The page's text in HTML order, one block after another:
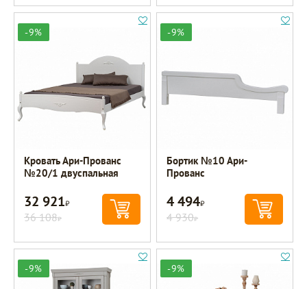
-9%
Кровать Ари-Прованс
№20/1 двуспальная
32 921Р
36 108Р
-9%
Бортик №10 Ари-
Прованс
4 494Р
4 930Р
-9% -9%